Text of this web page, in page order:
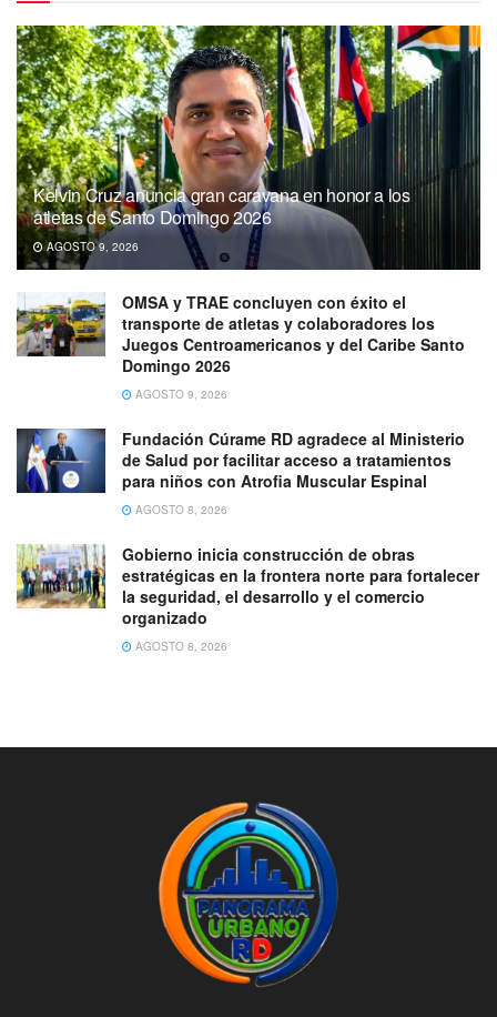
Kelvin Cruz anuncia gran caravana en honor a los
atletas de Santo Domingo 2026
AGOSTO 9, 2026
OMSA y TRAE concluyen con éxito el
transporte de atletas y colaboradores los
Juegos Centroamericanos y del Caribe Santo
Domingo 2026
AGOSTO 9, 2026
Fundación Cúrame RD agradece al Ministerio
de Salud por facilitar acceso a tratamientos
para niños con Atrofia Muscular Espinal
AGOSTO 8, 2026
Gobierno inicia construcción de obras
estratégicas en la frontera norte para fortalecer
la seguridad, el desarrollo y el comercio
organizado
AGOSTO 8, 2026